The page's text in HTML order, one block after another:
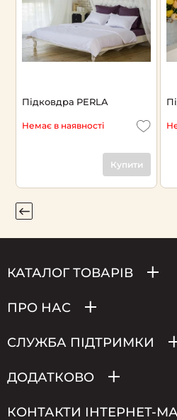
Підковдра PERLA
Немає в наявності
Купити
КАТАЛОГ ТОВАРІВ
ПРО НАС
СЛУЖБА ПІДТРИМКИ
ДОДАТКОВО
КОНТАКТИ ІНТЕРНЕТ-